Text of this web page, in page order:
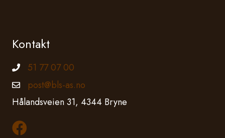
Kontakt
Telefonnummer
51 77 07 00
Epostadresse
post@bls-as.no
Hålandsveien 31, 4344 Bryne
Les mer om oss på Facebook